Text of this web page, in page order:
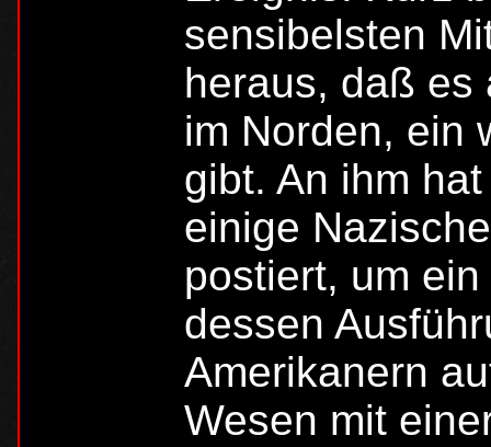
sensibelsten
heraus, daß es
im Norden, ein
gibt. An ihm
einige
postiert, um
dessen
Amerikanern
Wesen mit